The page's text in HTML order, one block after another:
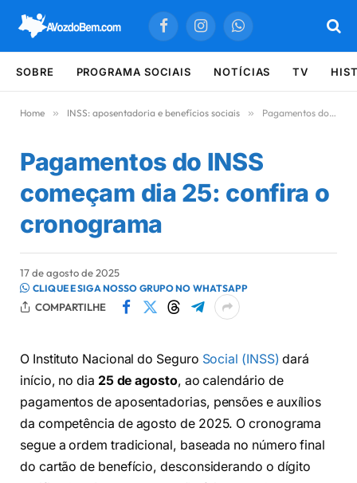
FacebookInstagramWhatsApp
SOBRE PROGRAMA SOCIAIS NOTÍCIAS TV
Home » INSS: aposentadoria e benefícios sociais » Pagamentos do INSS começam dia 25: confira o cronograma
Pagamentos do INSS
começam dia 25: confira o
cronograma
17 de agosto de 2025
CLIQUE E SIGA NOSSO GRUPO NO WHATSAPP
COMPARTILHE
O Instituto Nacional do Seguro Social (INSS) dará
início, no dia 25 de agosto, ao calendário de
pagamentos de aposentadorias, pensões e auxílios
da competência de agosto de 2025. O cronograma
segue a ordem tradicional, baseada no número final
do cartão de benefício, desconsiderando o dígito